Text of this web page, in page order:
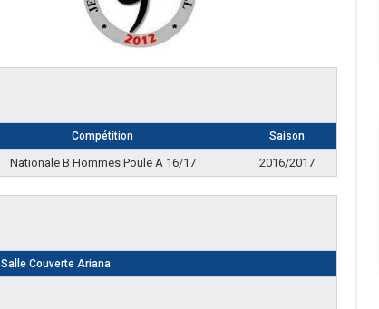
Compétition Saison
Nationale B Hommes Poule A 16/17 2016/2017
Salle Couverte Ariana